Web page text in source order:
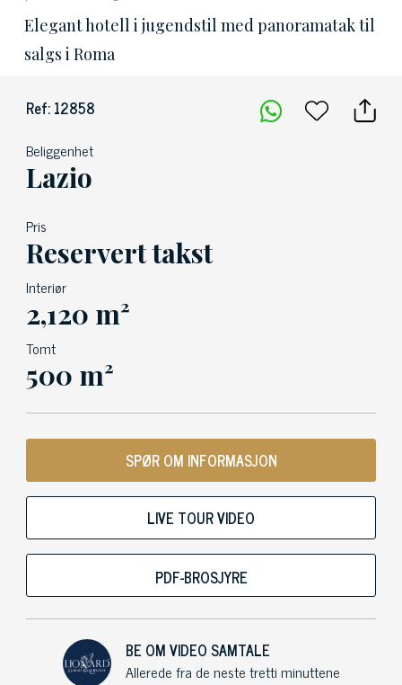
Elegant hotell i jugendstil med panoramatak til
salgs i Roma
Ref: 12858
Beliggenhet
Lazio
Pris
Reservert takst
Interiør
2,120 m²
Tomt
500 m²
SPØR OM INFORMASJON
LIVE TOUR VIDEO
PDF-BROSJYRE
BE OM VIDEO SAMTALE
Allerede fra de neste tretti minuttene